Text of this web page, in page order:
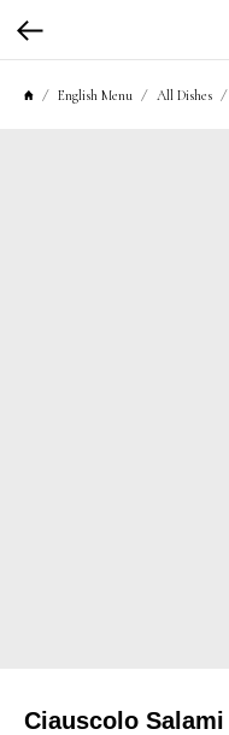
English Menu All Dishes
Ciauscolo Salami